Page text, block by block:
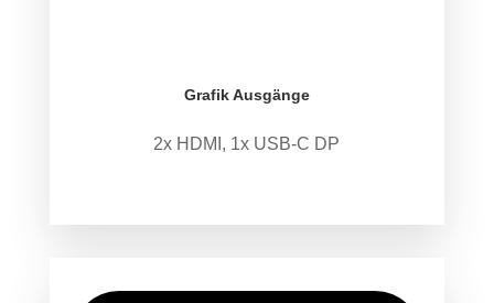
Grafik Ausgänge
2x HDMI, 1x USB-C DP